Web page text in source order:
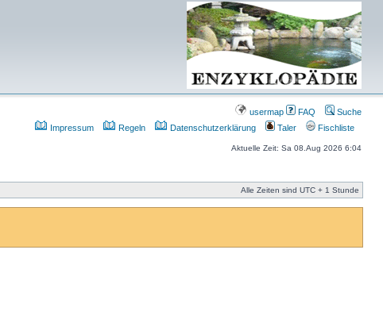
usermap FAQ
Suche
Impressum
Regeln Datenschutzerklärung Taler Fischliste
Aktuelle Zeit: Sa 08.Aug 2026 6:04
Alle Zeiten sind UTC + 1 Stunde